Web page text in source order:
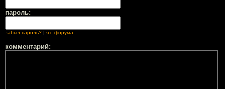
пароль:
забыл пароль? | я с форума
комментарий: